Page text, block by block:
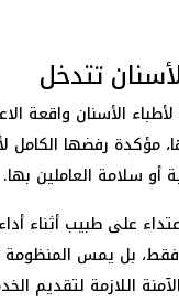
تتدخل
الأسنان واقعة
مؤكدة رفضها
أو سلامة العاملين بها.
على طبيب أثناء
بل يمس المنظومة
اللازمة لتقديم